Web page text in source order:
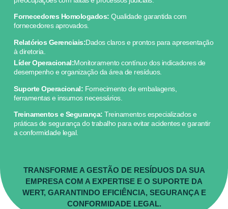
Fornecedores Homologados: Qualidade garantida com
fornecedores aprovados.
Relatórios Gerenciais:Dados claros e prontos para apresentação
à diretoria.
Líder Operacional:Monitoramento contínuo dos indicadores de
desempenho e organização da área de resíduos.
Suporte Operacional: Fornecimento de embalagens,
ferramentas e insumos necessários.
Treinamentos e Segurança: Treinamentos especializados e
práticas de segurança do trabalho para evitar acidentes e garantir
a conformidade legal.
TRANSFORME A GESTÃO DE RESÍDUOS DA SUA
EMPRESA COM A EXPERTISE E O SUPORTE DA
WERT, GARANTINDO EFICIÊNCIA, SEGURANÇA E
CONFORMIDADE LEGAL.